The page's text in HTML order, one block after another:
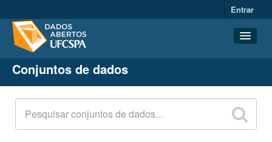
Entrar
Conjuntos de dados
Organizações
Grupos
Sobre
Conjuntos de dados